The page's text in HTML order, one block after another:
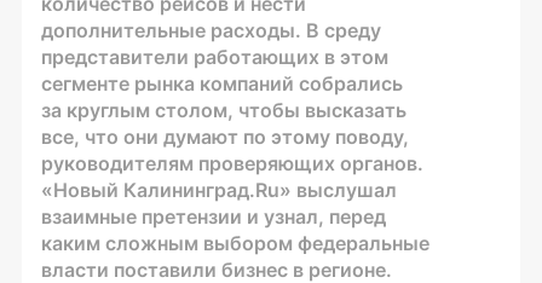
дополнительные расходы. В среду
представители работающих в этом
сегменте рынка компаний собрались
за круглым столом, чтобы высказать
все, что они думают по этому поводу,
руководителям проверяющих органов.
«Новый Калининград.Ru» выслушал
взаимные претензии и узнал, перед
каким сложным выбором федеральные
власти поставили бизнес в регионе.